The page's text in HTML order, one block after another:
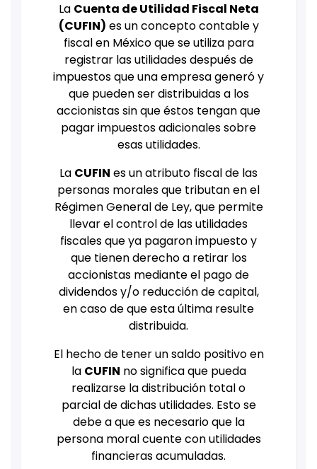
La Cuenta de Utilidad Fiscal Neta
(CUFIN) es un concepto contable y
fiscal en México que se utiliza para
registrar las utilidades después de
impuestos que una empresa generó y
que pueden ser distribuidas a los
accionistas sin que éstos tengan que
pagar impuestos adicionales sobre
esas utilidades.
La CUFIN es un atributo fiscal de las
personas morales que tributan en el
Régimen General de Ley, que permite
llevar el control de las utilidades
fiscales que ya pagaron impuesto y
que tienen derecho a retirar los
accionistas mediante el pago de
dividendos y/o reducción de capital,
en caso de que esta última resulte
distribuida.
El hecho de tener un saldo positivo en
la CUFIN no significa que pueda
realizarse la distribución total o
parcial de dichas utilidades. Esto se
debe a que es necesario que la
persona moral cuente con utilidades
financieras acumuladas.